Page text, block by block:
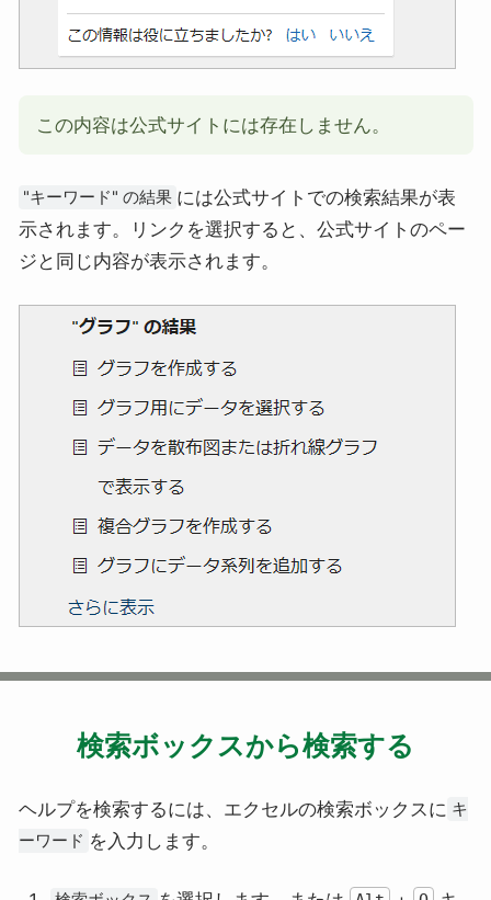
この内容は公式サイトには存在しません。
"キーワード" の結果 には公式サイトでの検索結果が表
示されます。リンクを選択すると、公式サイトのペー
ジと同じ内容が表示されます。
検索ボックスから検索する
ヘルプを検索するには、エクセルの検索ボックスに キ
ーワード を入力します。